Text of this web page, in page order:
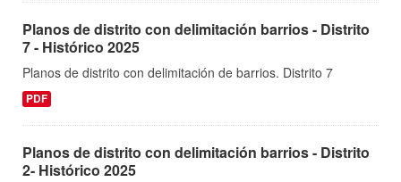
Planos de distrito con delimitación barrios - Distrito
7 - Histórico 2025
Planos de distrito con delimitación de barrios. Distrito 7
PDF
Planos de distrito con delimitación barrios - Distrito
2- Histórico 2025